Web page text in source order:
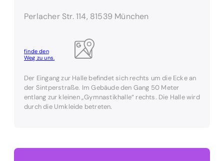
Perlacher Str. 114, 81539 München
finde den
Weg zu uns.
Der Eingang zur Halle befindet sich rechts um die Ecke an
der Sintperstraße. Im Gebäude den Gang 50 Meter
entlang zur kleinen „Gymnastikhalle“ rechts. Die Halle wird
durch die Umkleide betreten.